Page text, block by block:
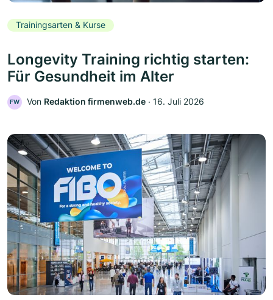
Trainingsarten & Kurse
Longevity Training richtig starten:
Für Gesundheit im Alter
FW Von Redaktion firmenweb.de ‧ 16. Juli 2026